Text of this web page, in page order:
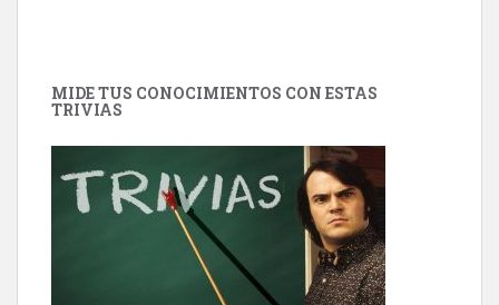
MIDE TUS CONOCIMIENTOS CON ESTAS
TRIVIAS